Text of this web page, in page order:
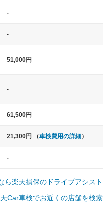
ノア、セレナ、プリウス、カロー
ラ、ステップワゴン など
ラウン、アルファード、フォレ
D:5 など
-
-
51,000円
-
61,500円
21,300円 （車検費用の詳細）
-
ら楽天損保のドライブアシスト
Car車検でお近くの店舗を検索